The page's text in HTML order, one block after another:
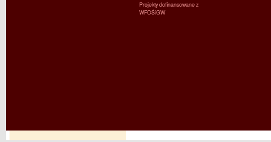
Projekty dofinansowane z
WFOŚiGW